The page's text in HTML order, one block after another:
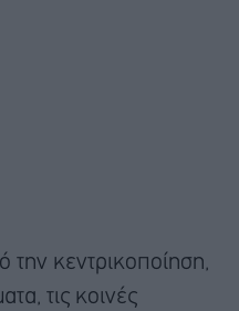
την κεντρικοποίηση,
τις κοινές